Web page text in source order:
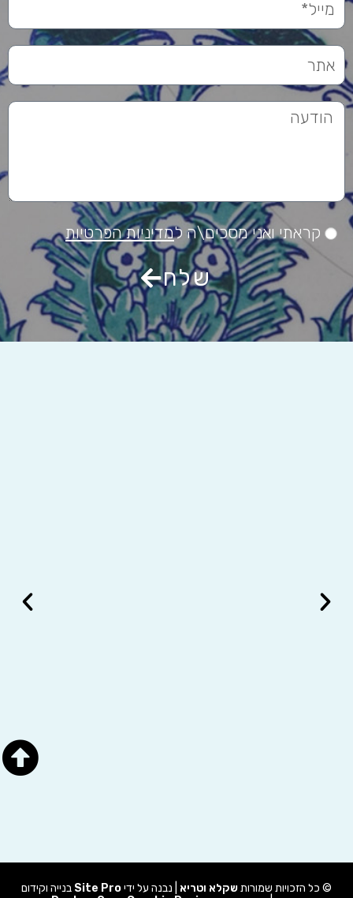
קראתי ואני מסכים\ה למדיניות הפרטיות
שלח
© כל הזכויות שמורותשקלא וטריא | נבנה על ידיSite Pro בנייה וקידום